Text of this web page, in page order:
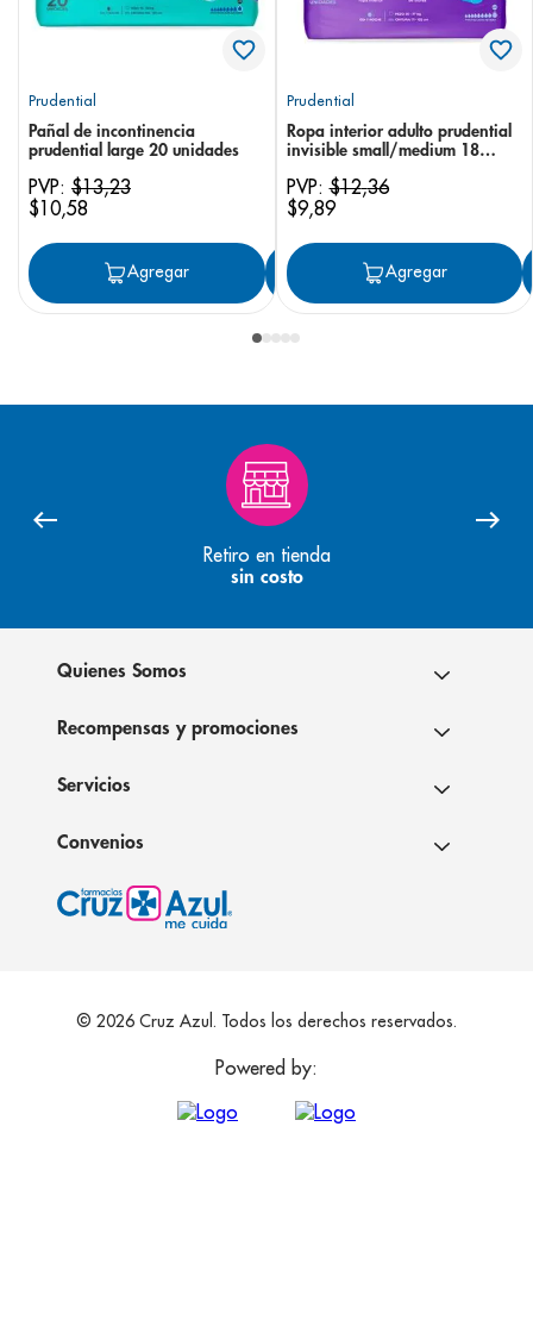
Prudential
Pañal de incontinencia
prudential large 20 unidades
PVP: $13,23
$10,58
Agregar Agregar
Prudential
Ropa interior adulto prudential
invisible small/medium 18
PVP:$12,36
$9,89
Agregar
Retiro en tienda
sin costo
Quienes Somos
Recompensas y promociones
Servicios
Convenios
© 2026 Cruz Azul. Todos los derechos reservados.
Powered by: